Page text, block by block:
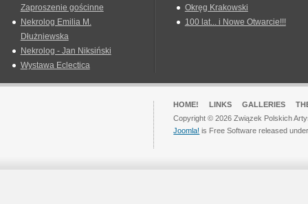
Zaproszenie gościnne
Nekrolog Emilia M.
Dłużniewska
Nekrolog - Jan Niksiński
Wystawa Eclectica
Okręg Krakowski
100 lat... i Nowe Otwarcie!!!
HOME! LINKS GALLERIES
Copyright © 2026 Związek Polskich
Joomla! is Free Software released